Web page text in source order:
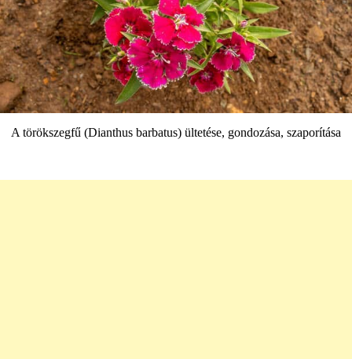
A törökszegfű (Dianthus barbatus) ültetése, gondozása, szaporítása